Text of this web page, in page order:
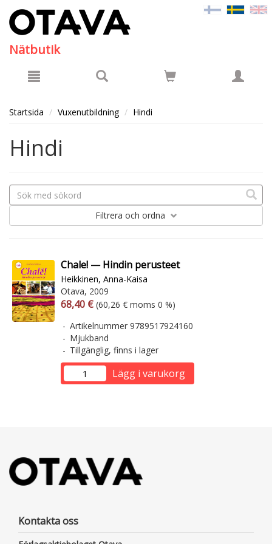
Nätbutik
Startsida Vuxenutbildning Hindi
Hindi
Filtrera och ordna
Chale! — Hindin perusteet
Heikkinen, Anna-Kaisa
Otava, 2009
Arvonlisäverollinen hinta
68,40 € Arvonlisäveroton hinta
(60,26 € moms 0 %)
Artikelnummer 9789517924160
Mjukband
Tillgänglig, finns i lager
Lägg i varukorg
Kontakta oss